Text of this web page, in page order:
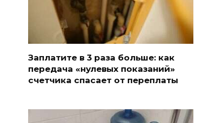
Заплатите в 3 раза больше: как
передача «нулевых показаний»
счетчика спасает от переплаты